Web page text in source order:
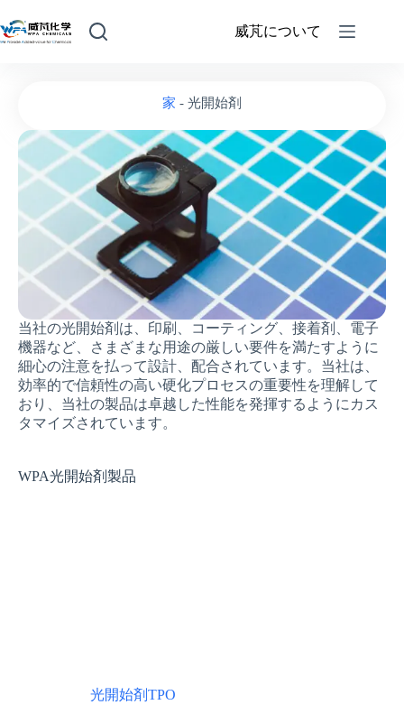
威芃について
家 - 光開始剤
当社の光開始剤は、印刷、コーティング、接着剤、電子
機器など、さまざまな用途の厳しい要件を満たすように
細心の注意を払って設計、配合されています。当社は、
効率的で信頼性の高い硬化プロセスの重要性を理解して
おり、当社の製品は卓越した性能を発揮するようにカス
タマイズされています。
WPA光開始剤製品
光開始剤TPO